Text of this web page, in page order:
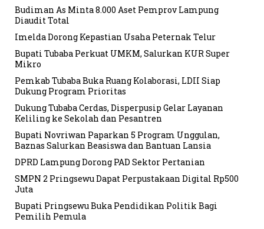
Budiman As Minta 8.000 Aset Pemprov Lampung
Diaudit Total
Imelda Dorong Kepastian Usaha Peternak Telur
Bupati Tubaba Perkuat UMKM, Salurkan KUR Super
Mikro
Pemkab Tubaba Buka Ruang Kolaborasi, LDII Siap
Dukung Program Prioritas
Dukung Tubaba Cerdas, Disperpusip Gelar Layanan
Keliling ke Sekolah dan Pesantren
Bupati Novriwan Paparkan 5 Program Unggulan,
Baznas Salurkan Beasiswa dan Bantuan Lansia
DPRD Lampung Dorong PAD Sektor Pertanian
SMPN 2 Pringsewu Dapat Perpustakaan Digital Rp500
Juta
Bupati Pringsewu Buka Pendidikan Politik Bagi
Pemilih Pemula